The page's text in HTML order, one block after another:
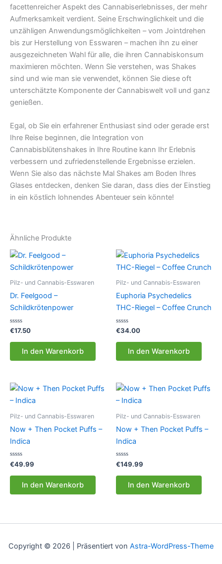
facettenreicher Aspekt des Cannabiserlebnisses, der mehr
Aufmerksamkeit verdient. Seine Erschwinglichkeit und die
unzähligen Anwendungsmöglichkeiten – vom Jointdrehen
bis zur Herstellung von Esswaren – machen ihn zu einer
ausgezeichneten Wahl für alle, die ihren Cannabiskonsum
maximieren möchten. Wenn Sie verstehen, was Shakes
sind und wie man sie verwendet, können Sie diese oft
unterschätzte Komponente der Cannabiswelt voll und ganz
genießen.
Egal, ob Sie ein erfahrener Enthusiast sind oder gerade erst
Ihre Reise beginnen, die Integration von
Cannabisblütenshakes in Ihre Routine kann Ihr Erlebnis
verbessern und zufriedenstellende Ergebnisse erzielen.
Wenn Sie also das nächste Mal Shakes am Boden Ihres
Glases entdecken, denken Sie daran, dass dies der Einstieg
in ein köstlich lohnendes Abenteuer sein könnte!
Ähnliche Produkte
Pilz- und Cannabis-Esswaren
Dr. Feelgood –
Schildkrötenpower
Bewertet
0
€17.50
In den Warenkorb
Pilz- und Cannabis-Esswaren
Euphoria Psychedelics
THC-Riegel – Coffee Crunch
Bewertet
0
€34.00
In den Warenkorb
Pilz- und Cannabis-Esswaren
Now + Then Pocket Puffs –
Indica
Bewertet
0
€49.99
In den Warenkorb
Pilz- und Cannabis-Esswaren
Now + Then Pocket Puffs –
Indica
Bewertet
0
€149.99
In den Warenkorb
Copyright © 2026 | Präsentiert von Astra-WordPress-Theme